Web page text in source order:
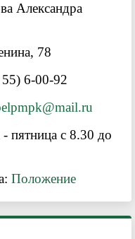
Александра
78
6-00-92
пятница с 8.30 до
Положение